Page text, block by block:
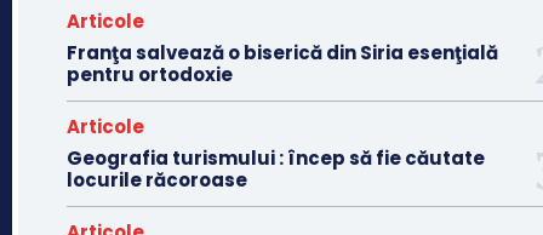
Articole
Franţa salvează o biserică din Siria esenţială
pentru ortodoxie
Articole
Geografia turismului : încep să fie căutate
locurile răcoroase